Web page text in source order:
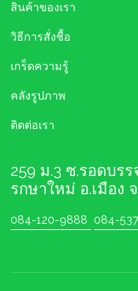
สินค้าของเรา
วิธีการสั่งชื้อ
เกร็ดความรู้
คลังรูปภาพ
ติดต่อเรา
259 ม.3 ซ.รอดบร
รกษาใหม่ อ.เมือง
084-120-9888 084-